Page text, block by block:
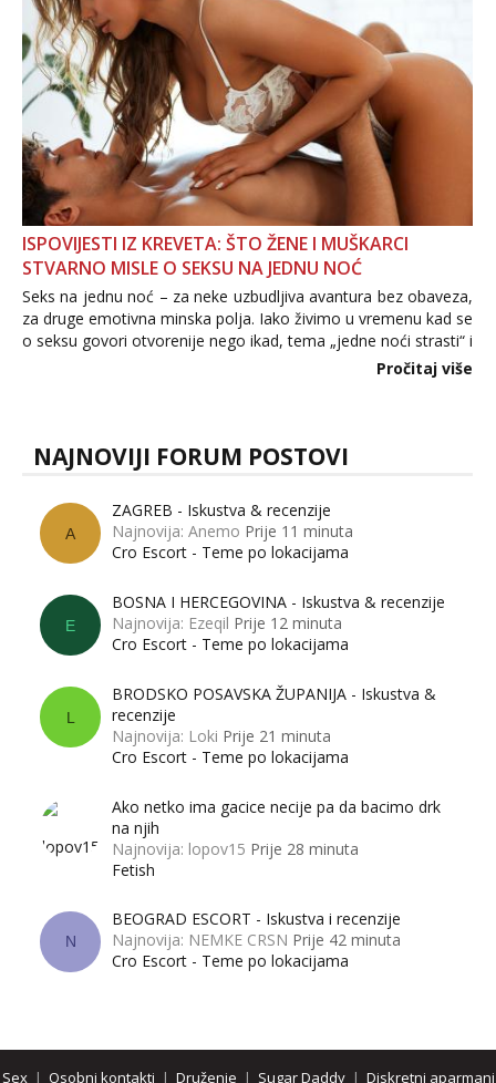
ISPOVIJESTI IZ KREVETA: ŠTO ŽENE I MUŠKARCI
STVARNO MISLE O SEKSU NA JEDNU NOĆ
Seks na jednu noć – za neke uzbudljiva avantura bez obaveza,
za druge emotivna minska polja. Iako živimo u vremenu kad se
o seksu govori otvorenije nego ikad, tema „jedne noći strasti“ i
dalje izaziva burne rasprave. Što zapravo misle žene, a što
Pročitaj više
NAJNOVIJI FORUM POSTOVI
A
ZAGREB - Iskustva & recenzije
Najnovija: Anemo Prije 11 minuta
Cro Escort - Teme po lokacijama
E
BOSNA I HERCEGOVINA - Iskustva & recenzije
Najnovija: Ezeqil Prije 12 minuta
Cro Escort - Teme po lokacijama
L
BRODSKO POSAVSKA ŽUPANIJA - Iskustva &
recenzije
Najnovija: Loki Prije 21 minuta
Cro Escort - Teme po lokacijama
Ako netko ima gacice necije pa da bacimo drk
na njih
Najnovija: lopov15 Prije 28 minuta
Fetish
N
BEOGRAD ESCORT - Iskustva i recenzije
Najnovija: NEMKE CRSN Prije 42 minuta
Cro Escort - Teme po lokacijama
Sex| Osobni kontakti | Druženje | Sugar Daddy| Diskretni aparmani